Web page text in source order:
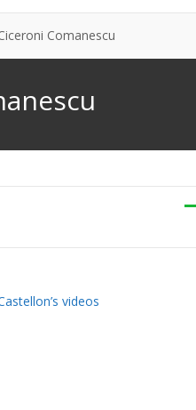
Comanescu
videos